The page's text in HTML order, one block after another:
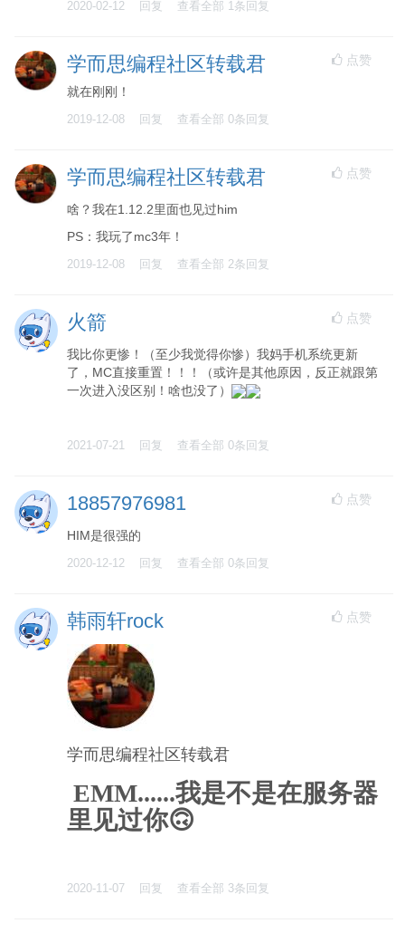
2020-02-12 回复 查看全部 1条回复
学而思编程社区转载君 点赞
就在刚刚！
2019-12-08 回复 查看全部 0条回复
学而思编程社区转载君 点赞
啥？我在1.12.2里面也见过him
PS：我玩了mc3年！
2019-12-08 回复 查看全部 2条回复
火箭 点赞
我比你更惨！（至少我觉得你惨）我妈手机系统更新
了，MC直接重置！！！（或许是其他原因，反正就跟第
一次进入没区别！啥也没了）
2021-07-21 回复 查看全部 0条回复
18857976981 点赞
HIM是很强的
2020-12-12 回复 查看全部 0条回复
韩雨轩rock 点赞
学而思编程社区转载君
EMM......我是不是在服务器
里见过你🙃
2020-11-07 回复 查看全部 3条回复